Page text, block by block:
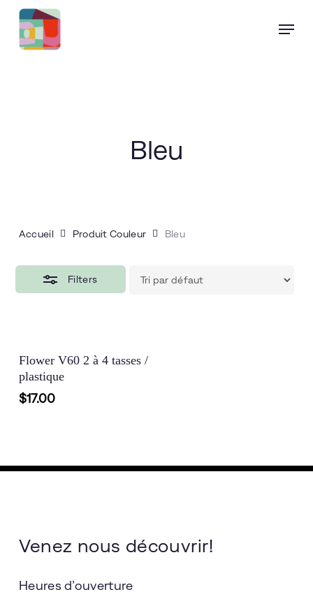
Skip
main
Menu
Bleu
Accueil Produit Couleur Bleu
Filters
Close
Flower V60 2 à 4 tasses /
plastique
$17.00
Venez nous découvrir!
Heures d’ouverture